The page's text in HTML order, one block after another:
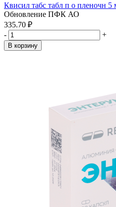
Квисил табс табл п о пленочн 5
Обновление ПФК АО
335.70 ₽
-
+
В корзину